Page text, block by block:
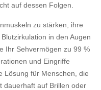
auf dessen Folgen.
zu stärken, ihre
in den Augen
Ihr Sehvermögen zu 99 %
und Eingriffe
Lösung für Menschen, die
dauerhaft auf Brillen oder